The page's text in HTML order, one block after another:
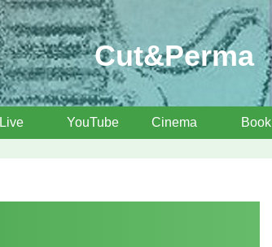
Cut&Perma
Live YouTube Cinema Book